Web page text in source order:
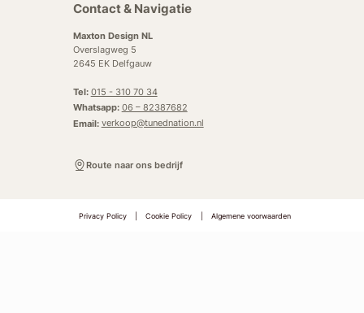
Contact & Navigatie
Maxton Design NL
Overslagweg 5
2645 EK Delfgauw
Tel: 015 - 310 70 34
Whatsapp: 06 – 82387682
Email: verkoop@tunednation.nl
Route naar ons bedrijf
Privacy Policy Cookie Policy Algemene voorwaarden